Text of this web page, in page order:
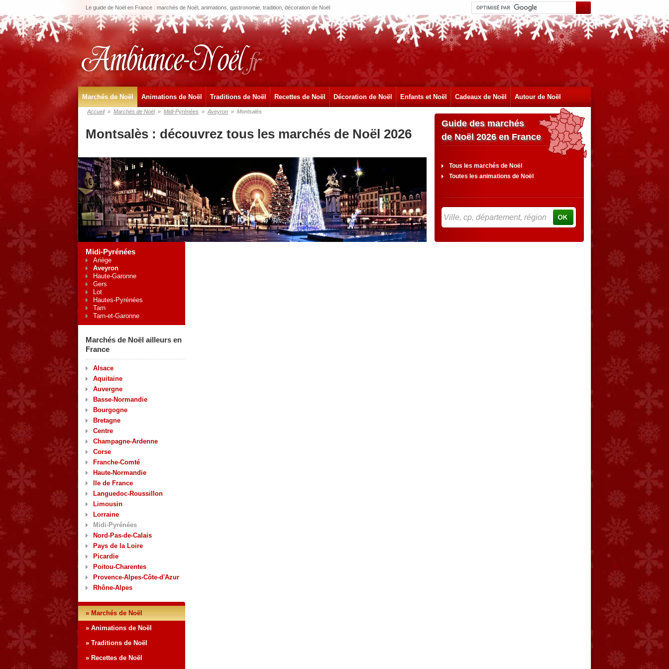
Le guide de Noël en France : marchés de Noël, animations, gastronomie, tradition, décoration de Noël
Marchés de Noël Animations de Noël Traditions de Noël Recettes de Noël Décoration de Noël Enfants et Noël Cadeaux de Noël Autour de Noël
Accueil » Marchés de Noël » Midi-Pyrénées » Aveyron » Montsalès
Montsalès : découvrez tous les marchés de Noël 2026
Midi-Pyrénées
Ariège
Aveyron
Haute-Garonne
Gers
Lot
Hautes-Pyrénées
Tarn
Tarn-et-Garonne
Marchés de Noël ailleurs en
France
Alsace
Aquitaine
Auvergne
Basse-Normandie
Bourgogne
Bretagne
Centre
Champagne-Ardenne
Corse
Franche-Comté
Haute-Normandie
Ile de France
Languedoc-Roussillon
Limousin
Lorraine
Midi-Pyrénées
Nord-Pas-de-Calais
Pays de la Loire
Picardie
Poitou-Charentes
Provence-Alpes-Côte-d'Azur
Rhône-Alpes
» Marchés de Noël
» Animations de Noël
» Traditions de Noël
» Recettes de Noël
Guide des marchés
de Noël 2026 en France
Tous les marchés de Noël
Toutes les animations de Noël